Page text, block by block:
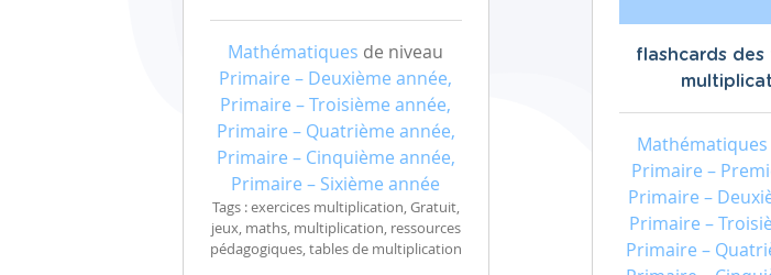
Mathématiques de niveau
Primaire – Deuxième année,
Primaire – Troisième année,
Primaire – Quatrième année,
Primaire – Cinquième année,
Primaire – Sixième année
Tags : exercices multiplication, Gratuit,
jeux, maths, multiplication, ressources
pédagogiques, tables de multiplication
flashcards des
Mathématiques
Primaire –
Primaire –
Primaire –
Primaire –